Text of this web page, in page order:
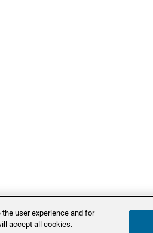
user experience and for
accept all cookies.